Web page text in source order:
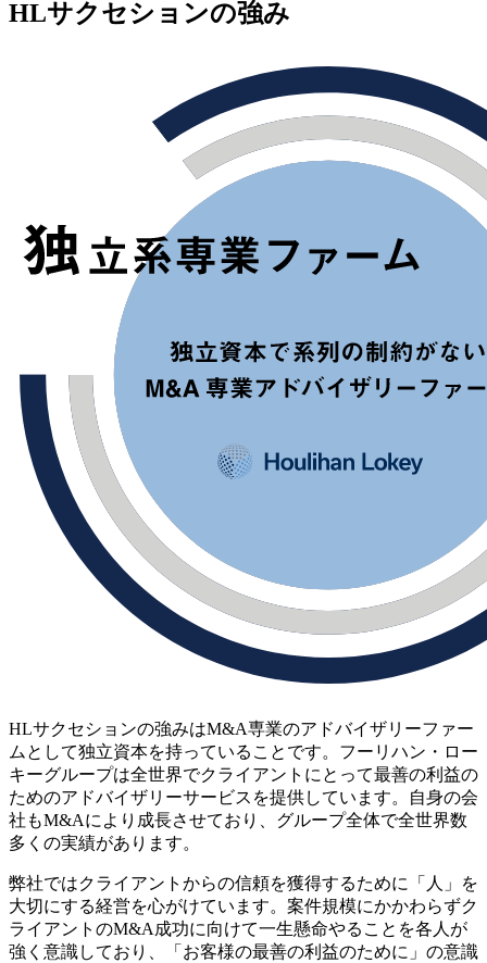
HLサクセションの強み
HLサクセションの強みはM&A専業のアドバイザリーファー
ムとして独立資本を持っていることです。フーリハン・ロー
キーグループは全世界でクライアントにとって最善の利益の
ためのアドバイザリーサービスを提供しています。自身の会
社もM&Aにより成長させており、グループ全体で全世界数
多くの実績があります。
弊社ではクライアントからの信頼を獲得するために「人」を
大切にする経営を心がけています。案件規模にかかわらずク
ライアントのM&A成功に向けて一生懸命やることを各人が
強く意識しており、「お客様の最善の利益のために」の意識